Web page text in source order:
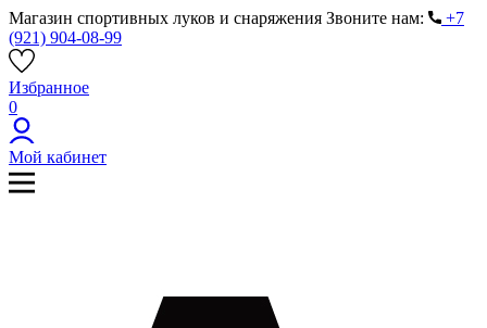
Магазин спортивных луков и снаряжения Звоните нам:
+7
(921) 904-08-99
Избранное
0
Мой кабинет